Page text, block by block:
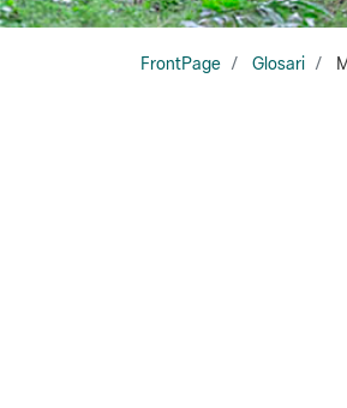
FrontPage Glosari M